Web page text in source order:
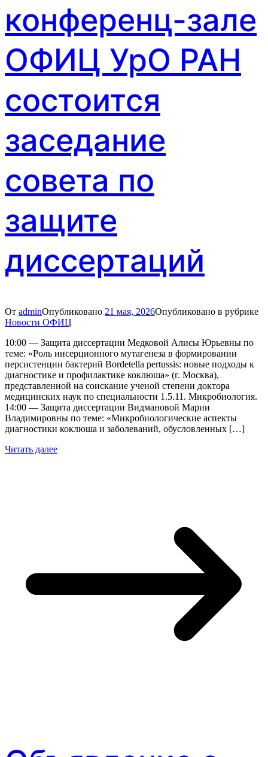
конференц-зале
ОФИЦ УрО РАН
состоится
заседание
совета по
защите
диссертаций
От adminОпубликовано 21 мая, 2026Опубликовано в рубрике
Новости ОФИЦ
10:00 — Защита диссертации Медковой Алисы Юрьевны по
теме: «Роль инсерционного мутагенеза в формировании
персистенции бактерий Bordetella pertussis: новые подходы к
диагностике и профилактике коклюша» (г. Москва),
представленной на соискание ученой степени доктора
медицинских наук по специальности 1.5.11. Микробиология.
14:00 — Защита диссертации Видмановой Марии
Владимировны по теме: «Микробиологические аспекты
диагностики коклюша и заболеваний, обусловленных […]
Читать далее